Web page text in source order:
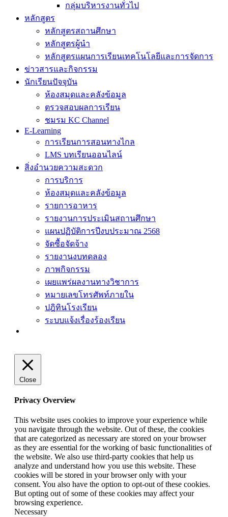
กลุ่มบริหารงานทั่วไป
หลักสูตร
หลักสูตรสถานศึกษา
หลักสูตรผู้นำ
หลักสูตรแผนการเรียนเทคโนโลยีและการจัดการ
ข่าวสารและกิจกรรม
นักเรียนปัจจุบัน
ห้องสมุดและคลังข้อมูล
ตรวจสอบผลการเรียน
ชมรม KC Channel
E-Learning
การเรียนการสอนทางไกล
LMS บทเรียนออนไลน์
สิ่งอำนวยความสะดวก
การบริการ
ห้องสมุดและคลังข้อมูล
รายการอาหาร
รายงานการประเมินสถานศึกษา
แผนปฏิบัติการปีงบประมาณ 2568
จัดซื้อจัดจ้าง
รายงานงบทดลอง
ภาพกิจกรรม
เผยแพร่ผลงานทางวิชาการ
หมายเลขโทรศัพท์ภายใน
ปฎิทินโรงเรียน
ระบบแจ้งเรื่องร้องเรียน
Close
Privacy Overview
This website uses cookies to improve your experience while
you navigate through the website. Out of these, the cookies
that are categorized as necessary are stored on your browser
as they are essential for the working of basic functionalities of
the website. We also use third-party cookies that help us
analyze and understand how you use this website. These
cookies will be stored in your browser only with your
consent. You also have the option to opt-out of these cookies.
But opting out of some of these cookies may affect your
browsing experience.
Necessary